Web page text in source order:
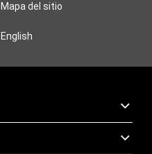
Mapa del sitio
English